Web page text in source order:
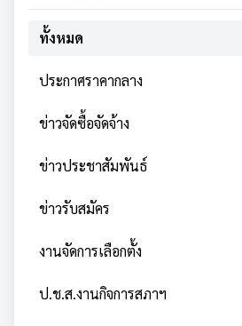
ทั้งหมด
ประกาศราคากลาง
ข่าวจัดซื้อจัดจ้าง
ข่าวประชาสัมพันธ์
ข่าวรับสมัคร
งานจัดการเลือกตั้ง
ป.ช.ส.งานกิจการสภาฯ